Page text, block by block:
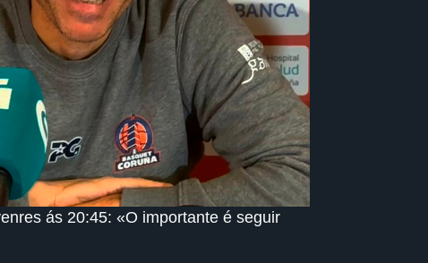
ás 20:45: «O importante é seguir